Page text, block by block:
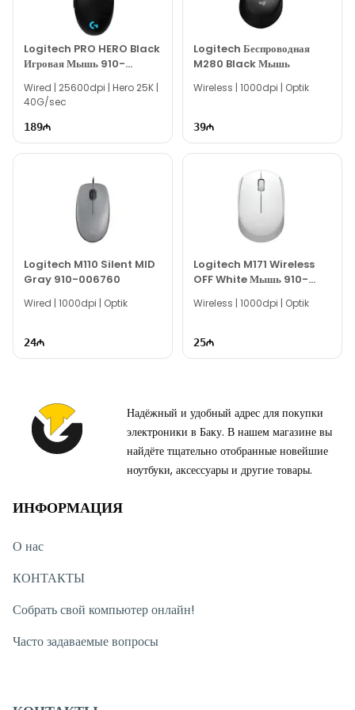
другим аксессуарам, вы можете связаться с нами через наш
Если вам нужна помощь с выбором, наши опытные
специалисты готовы помочь вам ежедневно с 10:00 до 19:00.
Мы всегда готовы ответить на все ваши вопросы,
связанные с моделью MSI Clutch GM30 Black Gaming
Mouse, через онлайн-поддержку на нашем сайте.
Вне рабочего времени вы можете оставить заявку по
Благодарим вас за проявленный интерес к нашей
компании!
Logitech PRO HERO Black
Игровая Мышь 910-
005440
Wired | 25600dpi | Hero 25K |
40G/sec
189
Logitech Беспроводная
M280 Black Мышь
Wireless | 1000dpi | Optik
39
Logitech M110 Silent MID
Gray 910-006760
Wired | 1000dpi | Optik
24
Logitech M171 Wireless
OFF White Мышь 910-
Wireless | 1000dpi | Optik
25
Надёжный и удобный адрес для покупки
электроники в Баку. В нашем магазине вы
найдёте тщательно отобранные новейшие
ноутбуки, аксессуары и другие товары.
ИНФОРМАЦИЯ
О нас
КОНТАКТЫ
Собрать свой компьютер онлайн!
Часто задаваемые вопросы